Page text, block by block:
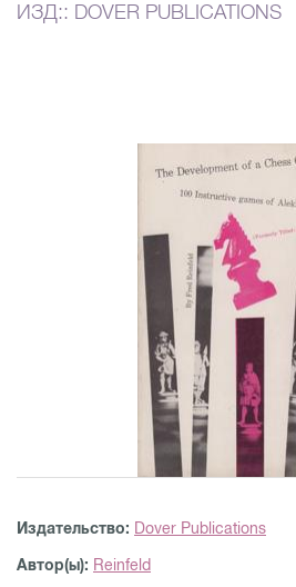
ИЗД:: DOVER PUBLICATIONS
Издательство: Dover Publications
Автор(ы): Reinfeld